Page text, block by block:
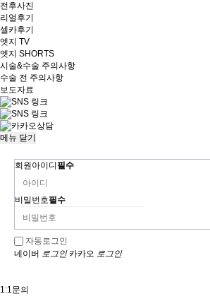
전후사진
리얼후기
셀카후기
엣지 TV
엣지 SHORTS
시술&수술 주의사항
수술 전 주의사항
보도자료
메뉴 닫기
회원아이디 필수
비밀번호필수
자동로그인
네이버 로그인 카카오 로그인
1:1문의